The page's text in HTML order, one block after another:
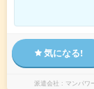
気になる!
派遣会社 マンパワ